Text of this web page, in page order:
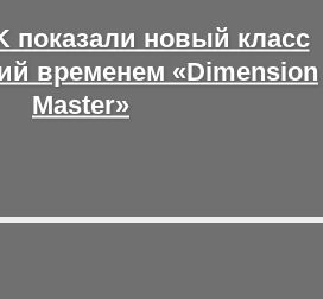
показали новый класс
временем «Dimension
Master»